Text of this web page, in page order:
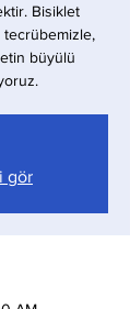
Bisiklet
tecrübemizle,
büyülü
gör